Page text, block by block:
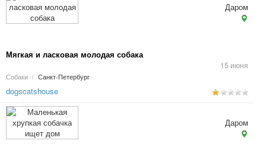
Мягкая и ласковая молодая собака
15 июня
Собаки / Санкт-Петербург
Даром
dogscatshouse
Даром